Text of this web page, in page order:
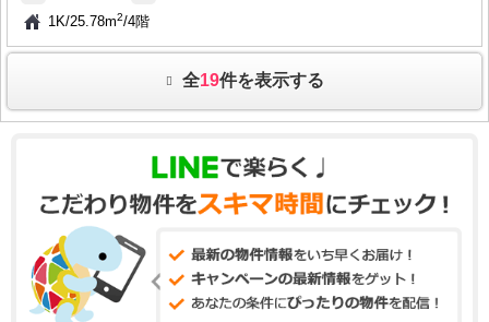
1K/25.78m2/4階
全19件を表示する